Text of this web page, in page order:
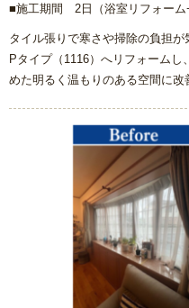
■施工期間 2日（浴室リフォーム
タイル張りで寒さや掃除の負担が
Pタイプ（1116）へリフォーム
めた明るく温もりのある空間に改